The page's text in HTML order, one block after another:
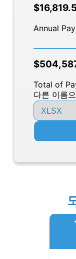
Annual
Total of
다른 이름